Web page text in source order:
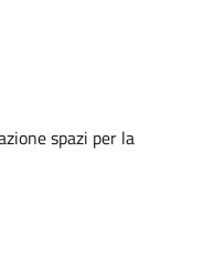
spazi per la